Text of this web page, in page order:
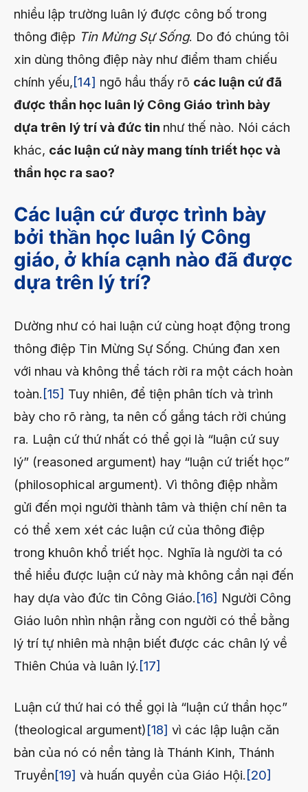
nhiều lập trường luân lý được công bố trong
thông điệp Tin Mừng Sự Sống. Do đó chúng tôi
xin dùng thông điệp này như điểm tham chiếu
chính yếu,[14] ngõ hầu thấy rõ các luận cứ đã
được thần học luân lý Công Giáo trình bày
dựa trên lý trí và đức tin như thế nào. Nói cách
khác, các luận cứ này mang tính triết học và
thần học ra sao?
Các luận cứ được trình bày
bởi thần học luân lý Công
giáo, ở khía cạnh nào đã được
dựa trên lý trí?
Dường như có hai luận cứ cùng hoạt động trong
thông điệp Tin Mừng Sự Sống. Chúng đan xen
với nhau và không thể tách rời ra một cách hoàn
toàn.[15] Tuy nhiên, để tiện phân tích và trình
bày cho rõ ràng, ta nên cố gắng tách rời chúng
ra. Luận cứ thứ nhất có thể gọi là “luận cứ suy
lý” (reasoned argument) hay “luận cứ triết học”
(philosophical argument). Vì thông điệp nhằm
gửi đến mọi người thành tâm và thiện chí nên ta
có thể xem xét các luận cứ của thông điệp
trong khuôn khổ triết học. Nghĩa là người ta có
thể hiểu được luận cứ này mà không cần nại đến
hay dựa vào đức tin Công Giáo.[16] Người Công
Giáo luôn nhìn nhận rằng con người có thể bằng
lý trí tự nhiên mà nhận biết được các chân lý về
Thiên Chúa và luân lý.[17]
Luận cứ thứ hai có thể gọi là “luận cứ thần học”
(theological argument)[18] vì các lập luận căn
bản của nó có nền tảng là Thánh Kinh, Thánh
Truyền[19] và huấn quyền của Giáo Hội. [20]